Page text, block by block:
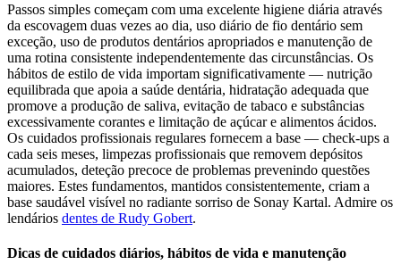
Passos simples começam com uma excelente higiene diária através
da escovagem duas vezes ao dia, uso diário de fio dentário sem
exceção, uso de produtos dentários apropriados e manutenção de
uma rotina consistente independentemente das circunstâncias. Os
hábitos de estilo de vida importam significativamente — nutrição
equilibrada que apoia a saúde dentária, hidratação adequada que
promove a produção de saliva, evitação de tabaco e substâncias
excessivamente corantes e limitação de açúcar e alimentos ácidos.
Os cuidados profissionais regulares fornecem a base — check-ups a
cada seis meses, limpezas profissionais que removem depósitos
acumulados, deteção precoce de problemas prevenindo questões
maiores. Estes fundamentos, mantidos consistentemente, criam a
base saudável visível no radiante sorriso de Sonay Kartal. Admire os
lendários dentes de Rudy Gobert.
Dicas de cuidados diários, hábitos de vida e manutenção